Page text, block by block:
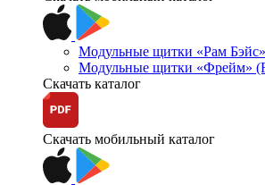
Модульные щитки «Рам
Модульные щитки «Фрейм»
Скачать каталог
Скачать мобильный каталог